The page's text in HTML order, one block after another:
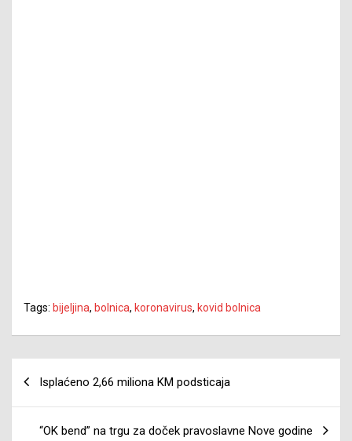
Tags: bijeljina, bolnica, koronavirus, kovid bolnica
članaka
Isplaćeno 2,66 miliona KM podsticaja
“OK bend” na trgu za doček pravoslavne Nove godine